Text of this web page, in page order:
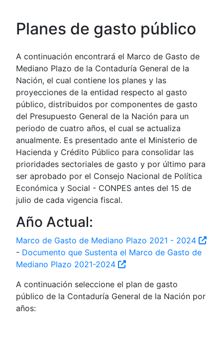
Planes de gasto público
A continuación encontrará el Marco de Gasto de
Mediano Plazo de la Contaduría General de la
Nación, el cual contiene los planes y las
proyecciones de la entidad respecto al gasto
público, distribuidos por componentes de gasto
del Presupuesto General de la Nación para un
periodo de cuatro años, el cual se actualiza
anualmente. Es presentado ante el Ministerio de
Hacienda y Crédito Público para consolidar las
prioridades sectoriales de gasto y por último para
ser aprobado por el Consejo Nacional de Política
Económica y Social - CONPES antes del 15 de
julio de cada vigencia fiscal.
Año Actual:
Marco de Gasto de Mediano Plazo 2021 - 2024
- Documento que Sustenta el Marco de Gasto de
Mediano Plazo 2021-2024
A continuación seleccione el plan de gasto
público de la Contaduría General de la Nación por
años: